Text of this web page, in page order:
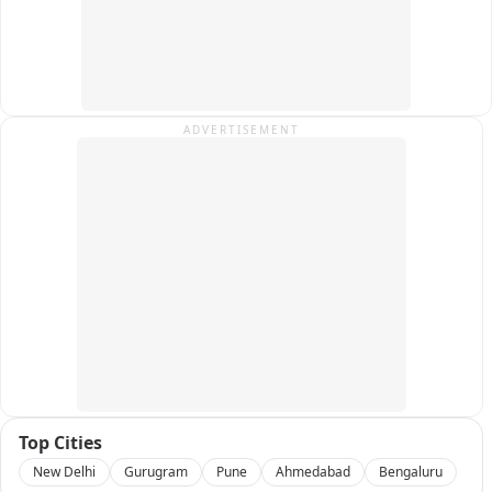
ADVERTISEMENT
Top Cities
New Delhi Gurugram Pune Ahmedabad Bengaluru